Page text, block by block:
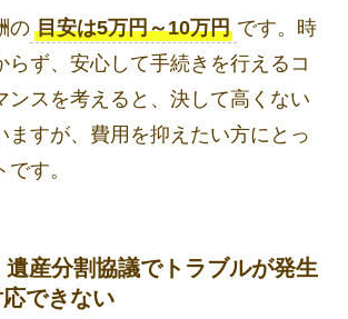
の 目安は5万円～10万円 です。時
らず、安心して手続きを行えるコ
ンスを考えると、決して高くない
ますが、費用を抑えたい方にとっ
す。
産分割協議でトラブルが発生
できない